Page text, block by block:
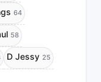
64
58
D Jessy 25